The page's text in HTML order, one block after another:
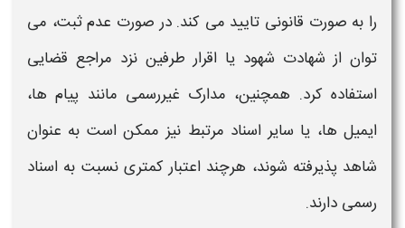
را به صورت قانونی تایید می کند. در صورت عدم ثبت، می
توان از شهادت شهود یا اقرار طرفین نزد مراجع قضایی
استفاده کرد. همچنین، مدارک غیررسمی مانند پیام ها،
ایمیل ها، یا سایر اسناد مرتبط نیز ممکن است به عنوان
شاهد پذیرفته شوند، هرچند اعتبار کمتری نسبت به اسناد
رسمی دارند.